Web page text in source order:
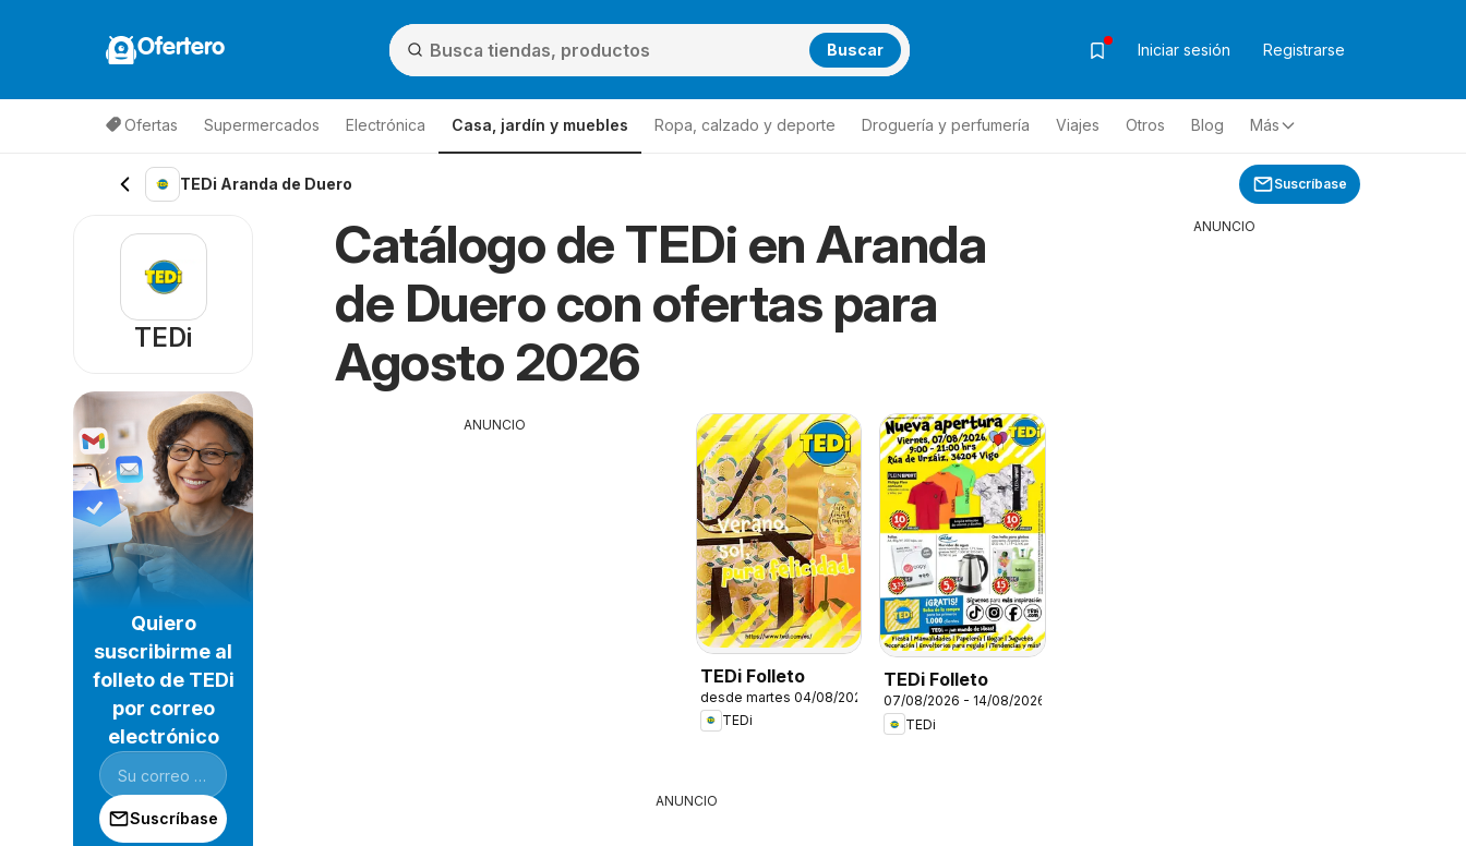
Ofertero Buscar Iniciar sesión Registrarse
Ofertas Supermercados Electrónica Casa, jardín y muebles Ropa, calzado y deporte Droguería y perfumería Viajes Otros Blog Más
TEDi Aranda de Duero Suscríbase
Catálogo de TEDi en Aranda
de Duero con ofertas para
Agosto 2026
ANUNCIO
TEDi Folleto
desde martes 04/08/2026
TEDi
TEDi Folleto
07/08/2026 - 14/08/2026
TEDi
ANUNCIO
TEDi
Quiero
suscribirme al
folleto de TEDi
por correo
electrónico
Suscríbase
ANUNCIO